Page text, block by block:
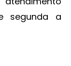
segunda a